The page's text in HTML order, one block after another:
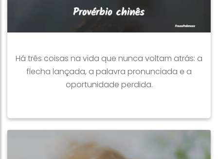
Há três coisas na vida que nunca voltam atrás: a
flecha lançada, a palavra pronunciada e a
oportunidade perdida.